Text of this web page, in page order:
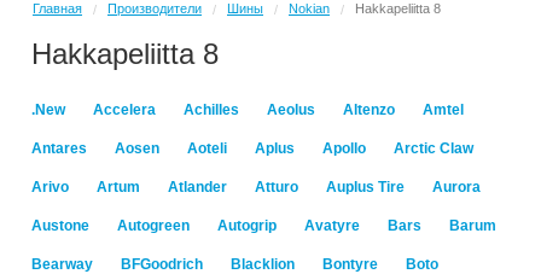
Главная / Производители / Шины / Nokian / Hakkapeliitta 8
Hakkapeliitta 8
.New Accelera Achilles Aeolus Altenzo Amtel
Antares Aosen Aoteli Aplus Apollo Arctic Claw
Arivo Artum Atlander Atturo Auplus Tire Aurora
Austone Autogreen Autogrip Avatyre Bars Barum
Bearway BFGoodrich Blacklion Bontyre Boto